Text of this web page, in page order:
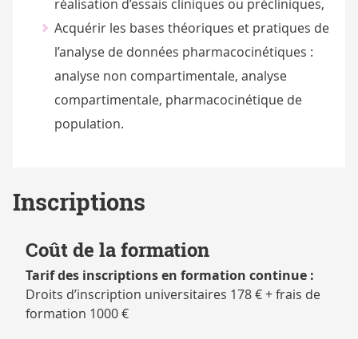
réalisation d’essais cliniques ou précliniques,
Acquérir les bases théoriques et pratiques de
l’analyse de données pharmacocinétiques :
analyse non compartimentale, analyse
compartimentale, pharmacocinétique de
population.
Inscriptions
Coût de la formation
Tarif des inscriptions en formation continue :
Droits d’inscription universitaires 178 € + frais de
formation 1000 €